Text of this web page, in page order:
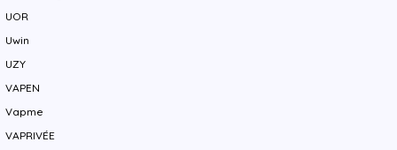
UOR
Uwin
UZY
VAPEN
Vapme
VAPRIVÉE